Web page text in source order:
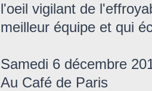
l'oeil vigilant de
meilleur équipe et qui
Samedi 6 décembre
Au Café de Paris